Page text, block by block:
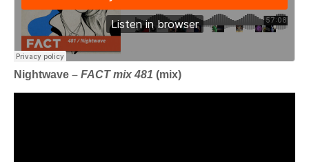
Nightwave – FACT mix 481 (mix)